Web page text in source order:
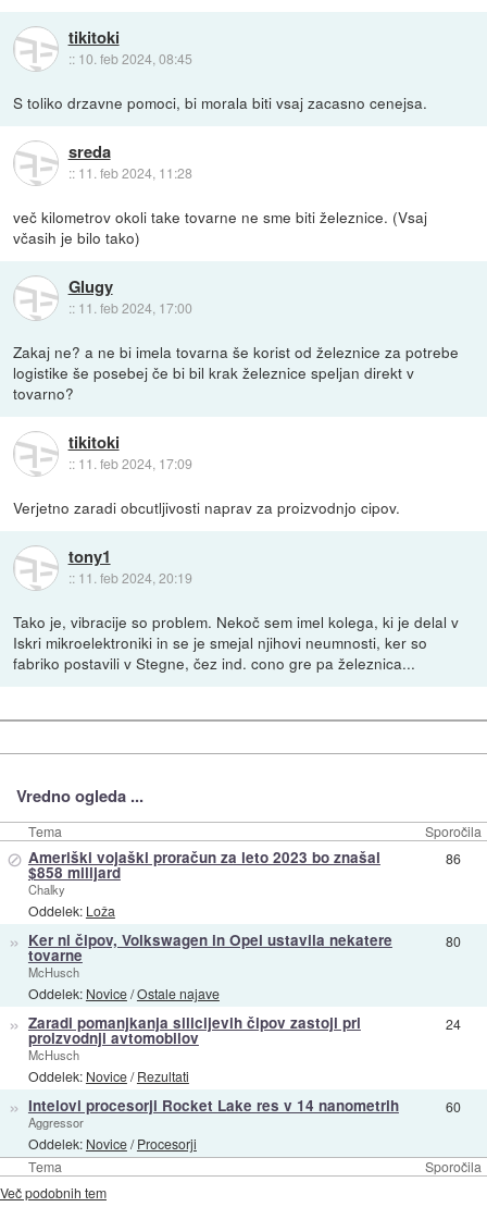
tikitoki
:: 10. feb 2024, 08:45
S toliko drzavne pomoci, bi morala biti vsaj zacasno cenejsa.
sreda
:: 11. feb 2024, 11:28
več kilometrov okoli take tovarne ne sme biti železnice. (Vsaj
včasih je bilo tako)
Glugy
:: 11. feb 2024, 17:00
Zakaj ne? a ne bi imela tovarna še korist od železnice za potrebe
logistike še posebej če bi bil krak železnice speljan direkt v
tovarno?
tikitoki
:: 11. feb 2024, 17:09
Verjetno zaradi obcutljivosti naprav za proizvodnjo cipov.
tony1
:: 11. feb 2024, 20:19
Tako je, vibracije so problem. Nekoč sem imel kolega, ki je delal v
Iskri mikroelektroniki in se je smejal njihovi neumnosti, ker so
fabriko postavili v Stegne, čez ind. cono gre pa železnica...
Vredno ogleda ...
Tema Sporočila
Tema Sporočila
⊘ Ameriški vojaški proračun za leto 2023 bo znašal
$858 milijard
Chalky
Oddelek: Loža
86
» Ker ni čipov, Volkswagen in Opel ustavila nekatere
tovarne
McHusch
Oddelek: Novice/Ostale najave
80
» Zaradi pomanjkanja silicijevih čipov zastoji pri
proizvodnji avtomobilov
McHusch
Oddelek: Novice/Rezultati
24
» Intelovi procesorji Rocket Lake res v 14 nanometrih
Aggressor
Oddelek: Novice/Procesorji
60
Več podobnih tem